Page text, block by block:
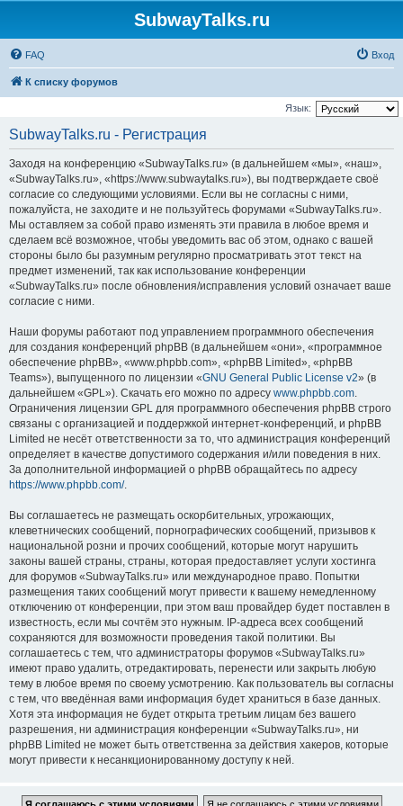
SubwayTalks.ru
FAQ Вход
К списку форумов
Язык:
SubwayTalks.ru - Регистрация
Заходя на конференцию «SubwayTalks.ru» (в дальнейшем «мы», «наш»,
«SubwayTalks.ru», «https://www.subwaytalks.ru»), вы подтверждаете своё
согласие со следующими условиями. Если вы не согласны с ними,
пожалуйста, не заходите и не пользуйтесь форумами «SubwayTalks.ru».
Мы оставляем за собой право изменять эти правила в любое время и
сделаем всё возможное, чтобы уведомить вас об этом, однако с вашей
стороны было бы разумным регулярно просматривать этот текст на
предмет изменений, так как использование конференции
«SubwayTalks.ru» после обновления/исправления условий означает ваше
согласие с ними.
Наши форумы работают под управлением программного обеспечения
для создания конференций phpBB (в дальнейшем «они», «программное
обеспечение phpBB», «www.phpbb.com», «phpBB Limited», «phpBB
Teams»), выпущенного по лицензии «GNU General Public License v2» (в
дальнейшем «GPL»). Скачать его можно по адресу www.phpbb.com.
Ограничения лицензии GPL для программного обеспечения phpBB строго
связаны с организацией и поддержкой интернет-конференций, и phpBB
Limited не несёт ответственности за то, что администрация конференций
определяет в качестве допустимого содержания и/или поведения в них.
За дополнительной информацией о phpBB обращайтесь по адресу
https://www.phpbb.com/.
Вы соглашаетесь не размещать оскорбительных, угрожающих,
клеветнических сообщений, порнографических сообщений, призывов к
национальной розни и прочих сообщений, которые могут нарушить
законы вашей страны, страны, которая предоставляет услуги хостинга
для форумов «SubwayTalks.ru» или международное право. Попытки
размещения таких сообщений могут привести к вашему немедленному
отключению от конференции, при этом ваш провайдер будет поставлен в
известность, если мы сочтём это нужным. IP-адреса всех сообщений
сохраняются для возможности проведения такой политики. Вы
соглашаетесь с тем, что администраторы форумов «SubwayTalks.ru»
имеют право удалить, отредактировать, перенести или закрыть любую
тему в любое время по своему усмотрению. Как пользователь вы согласны
с тем, что введённая вами информация будет храниться в базе данных.
Хотя эта информация не будет открыта третьим лицам без вашего
разрешения, ни администрация конференции «SubwayTalks.ru», ни
phpBB Limited не может быть ответственна за действия хакеров, которые
могут привести к несанкционированному доступу к ней.